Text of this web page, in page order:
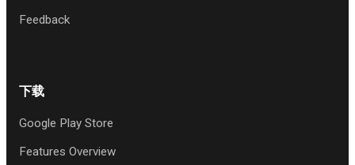
Feedback
下载
Google Play Store
Features Overview